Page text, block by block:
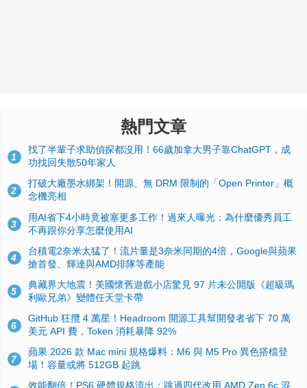
熱門文章
1
找了半輩子求助偵探都沒用！66歲加拿大男子靠ChatGPT，成
功找回失散50年家人
2
打破大廠墨水綁架！開源、無 DRM 限制的「Open Printer」概
念機亮相
3
用AI省下4小時竟被塞更多工作！過來人曝光：為什麼優秀員工
不再跟你分享怎麼使用AI
4
台積電2奈米太猛了！流片量是3奈米同期的4倍，Google與蘋果
搶首發、輝達與AMD排隊等產能
5
典藏界大地震！美國懷舊遊戲小店驚見 97 片未公開版《超級瑪
利歐兄弟》變體任天堂卡帶
6
GitHub 狂攬 4 萬星！Headroom 開源工具幫開發者省下 70 萬
美元 API 費，Token 消耗暴降 92%
7
蘋果 2026 款 Mac mini 規格爆料：M6 與 M5 Pro 異色搭檔登
場！容量或將 512GB 起跳
效能翻倍！PS6 硬體規格流出：跳過四代改用 AMD Zen 6c 混